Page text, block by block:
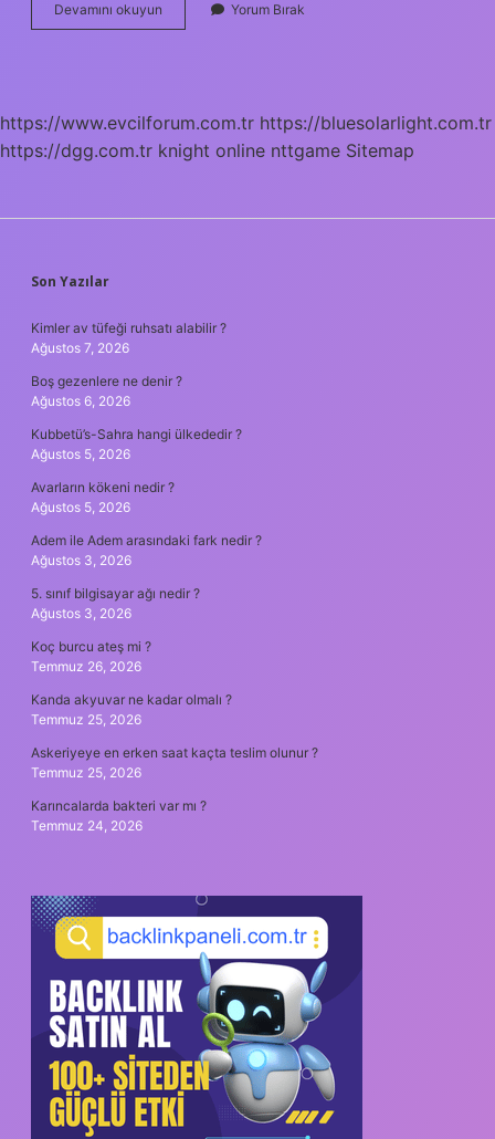
Devamını okuyun Göçmen
Biberi
Yorum Bırak
https://www.evcilforum.com.tr https://bluesolarlight.com.tr
https://dgg.com.tr knight online nttgame Sitemap
SIDEBAR
Son Yazılar
Kimler av tüfeği ruhsatı alabilir ?
Ağustos 7, 2026
Boş gezenlere ne denir ?
Ağustos 6, 2026
Kubbetü’s-Sahra hangi ülkededir ?
Ağustos 5, 2026
Avarların kökeni nedir ?
Ağustos 5, 2026
Adem ile Adem arasındaki fark nedir ?
Ağustos 3, 2026
5. sınıf bilgisayar ağı nedir ?
Ağustos 3, 2026
Koç burcu ateş mi ?
Temmuz 26, 2026
Kanda akyuvar ne kadar olmalı ?
Temmuz 25, 2026
Askeriyeye en erken saat kaçta teslim olunur ?
Temmuz 25, 2026
Karıncalarda bakteri var mı ?
Temmuz 24, 2026